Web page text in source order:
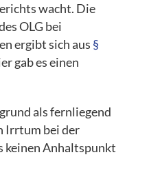
wacht. Die
OLG bei
ergibt sich aus §
gab es einen
als fernliegend
Irrtum bei der
keinen Anhaltspunkt